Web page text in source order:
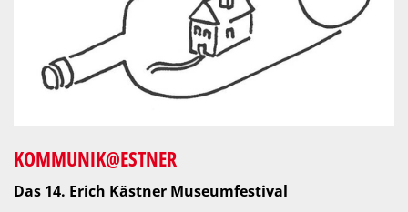
KOMMUNIK@ESTNER
Das 14. Erich Kästner Museumfestival